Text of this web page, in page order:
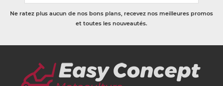
Ne ratez plus aucun de nos bons plans, recevez nos meilleures promos
et toutes les nouveautés.